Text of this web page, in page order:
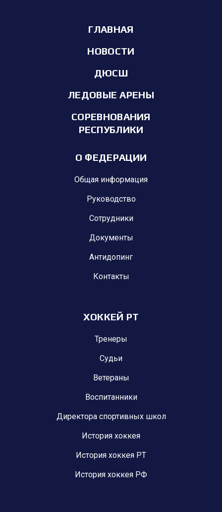
ГЛАВНАЯ
НОВОСТИ
ДЮСШ
ЛЕДОВЫЕ АРЕНЫ
СОРЕВНОВАНИЯ
РЕСПУБЛИКИ
О ФЕДЕРАЦИИ
Общая информация
Руководство
Сотрудники
Документы
Антидопинг
Контакты
ХОККЕЙ РТ
Тренеры
Судьи
Ветераны
Воспитанники
Директора спортивных школ
История хоккея
История хоккея РТ
История хоккея РФ